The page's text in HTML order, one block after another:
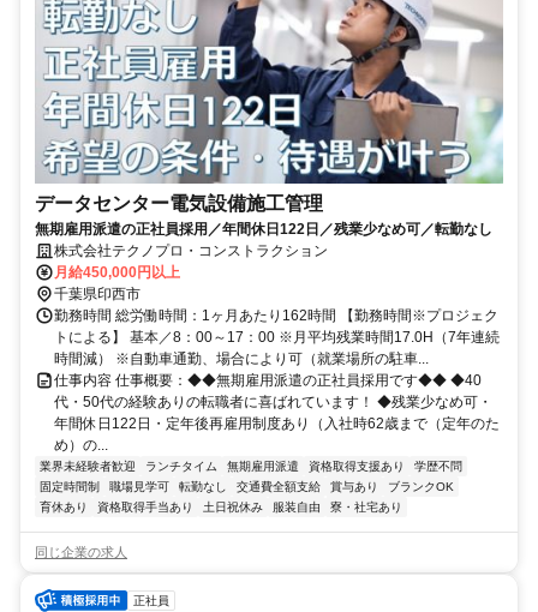
データセンター電気設備施工管理
無期雇用派遣の正社員採用／年間休日122日／残業少なめ可／転勤なし
株式会社テクノプロ・コンストラクション
月給450,000円以上
千葉県印西市
勤務時間 総労働時間：1ヶ月あたり162時間 【勤務時間※プロジェク
トによる】 基本／8：00～17：00 ※月平均残業時間17.0H（7年連続
時間減） ※自動車通勤、場合により可（就業場所の駐車...
仕事内容 仕事概要：◆◆無期雇用派遣の正社員採用です◆◆ ◆40
代・50代の経験ありの転職者に喜ばれています！ ◆残業少なめ可・
年間休日122日・定年後再雇用制度あり（入社時62歳まで（定年のた
め）の...
業界未経験者歓迎 ランチタイム 無期雇用派遣 資格取得支援あり
学歴不問
固定時間制
職場見学可 転勤なし 交通費全額支給 賞与あり
ブランクOK
育休あり
資格取得手当あり 土日祝休み 服装自由 寮・社宅あり
同じ企業の求人
正社員